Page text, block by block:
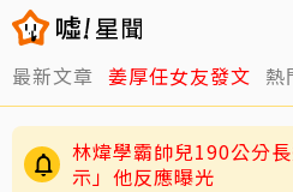
最新文章 姜厚任女友發文 熱
林煒學霸帥兒190公分
示」他反應曝光